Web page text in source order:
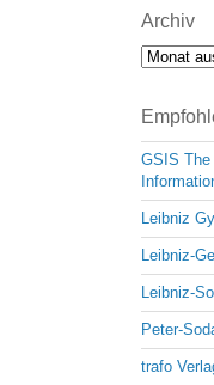
Archiv
Archiv
GSIS
Leibniz
Leibniz-
Leibniz-
Peter-
trafo